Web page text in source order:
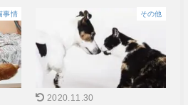
事情 その他
2020.11.30